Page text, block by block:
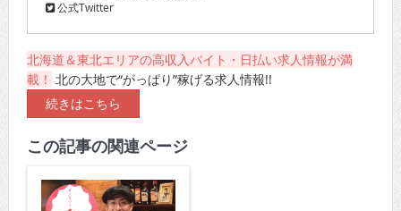
公式Twitter
北海道＆東北エリアの高収入バイト・日払い求人情報が満
載！ 北の大地で“がっぱり”稼げる求人情報!!
続きはこちら
この記事の関連ページ